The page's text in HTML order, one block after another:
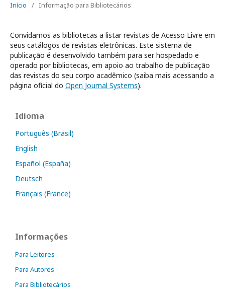
Início / Informação para Bibliotecários
Convidamos as bibliotecas a listar revistas de Acesso Livre em
seus catálogos de revistas eletrônicas. Este sistema de
publicação é desenvolvido também para ser hospedado e
operado por bibliotecas, em apoio ao trabalho de publicação
das revistas do seu corpo acadêmico (saiba mais acessando a
página oficial do Open Journal Systems).
Idioma
Português (Brasil)
English
Español (España)
Deutsch
Français (France)
Informações
Para Leitores
Para Autores
Para Bibliotecários